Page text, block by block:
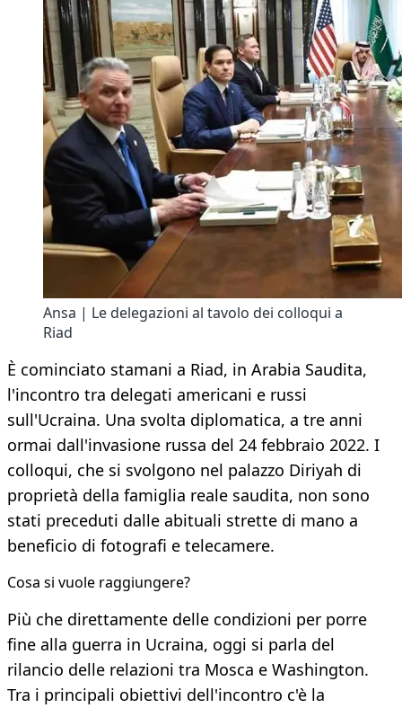
Ansa | Le delegazioni al tavolo dei colloqui a
Riad
È cominciato stamani a Riad, in Arabia Saudita,
l'incontro tra delegati americani e russi
sull'Ucraina. Una svolta diplomatica, a tre anni
ormai dall'invasione russa del 24 febbraio 2022. I
colloqui, che si svolgono nel palazzo Diriyah di
proprietà della famiglia reale saudita, non sono
stati preceduti dalle abituali strette di mano a
beneficio di fotografi e telecamere.
Cosa si vuole raggiungere?
Più che direttamente delle condizioni per porre
fine alla guerra in Ucraina, oggi si parla del
rilancio delle relazioni tra Mosca e Washington.
Tra i principali obiettivi dell'incontro c'è la